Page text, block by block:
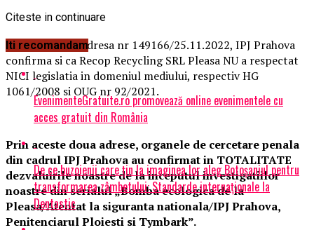
Mai mult, prin adresa nr 149166/25.11.2022, IPJ Prahova
confirma si ca Recop Recycling SRL Pleasa NU a respectat
NICI legislatia in domeniul mediului, respectiv HG
1061/2008 si OUG nr 92/2021.
Prin aceste doua adrese, organele de cercetare penala
din cadrul IPJ Prahova au confirmat in TOTALITATE
dezvaluirile noastre de la inceputul investigatiilor
noastre din serialul „Bomba ecologica de la
Pleasa/Atentat la siguranta nationala/IPJ Prahova,
Penitenciarul Ploiesti si Tymbark”.
Citeste in continuare
Iti recomandam
EvenimenteGratuite.ro promovează online evenimentele cu
acces gratuit din România
De ce buzoienii care țin la imaginea lor aleg Botoșaniul pentru
transformarea zâmbetului: Standarde internaționale la
Dentastic